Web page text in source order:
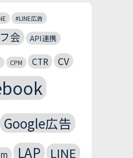
#LINE広告
会 API連携
CPM CTR CV
Google広告
LAP LINE